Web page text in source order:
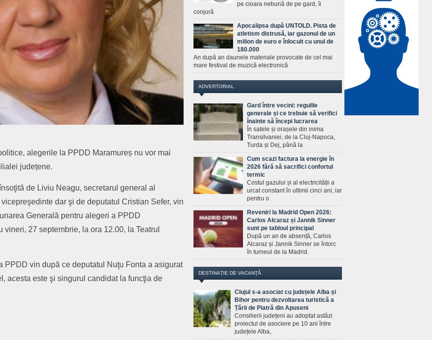
alegerile la PPDD Maramureș nu vor mai
județene.
de Liviu Neagu, secretarul general al
dar şi de deputatul Cristian Sefer, vin
Generală pentru alegeri a PPDD
27 septembrie, la ora 12.00, la Teatrul
vin după ce deputatul Nuţu Fonta a asigurat
acesta este şi singurul candidat la funcţia de
pe cioara nebună de pe gard, îi
conjură
Apocalipsa după UNTOLD. Pista de
atletism distrusă, iar gazonul de un
milion de euro e înlocuit cu unul de
180.000
An după an daunele materiale provocate de cel mai
mare festival de muzică electronică
ADVERTORIAL
Gard între vecini: regulile
generale și ce trebuie să verifici
înainte să începi lucrarea
În satele și orașele din inima
Transilvaniei, de la Cluj-Napoca,
Turda și Dej, până la
Cum scazi factura la energie în
2026 fără să sacrifici confortul
termic
Costul gazului și al electricității a
urcat constant în ultimii cinci ani, iar
pentru o
Reveniri la Madrid Open 2026:
Carlos Alcaraz și Jannik Sinner
sunt pe tabloul principal
După un an de absență, Carlos
Alcaraz și Jannik Sinner se întorc
în turneul de la Madrid.
DESTINAȚIE DE VACANȚĂ
Clujul s-a asociat cu județele Alba și
Bihor pentru dezvoltarea turistică a
Țării de Piatră din Apuseni
Consilierii județeni au adoptat astăzi
proiectul de asociere pe 10 ani între
județele Alba,